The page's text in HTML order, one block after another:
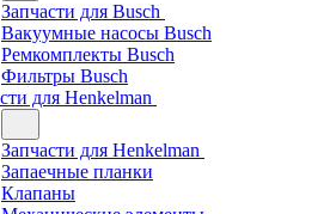
Запчасти для Busch
Вакуумные насосы Busch
Ремкомплекты Busch
Фильтры Busch
для Henkelman
Запчасти для Henkelman
Запаечные планки
Клапаны